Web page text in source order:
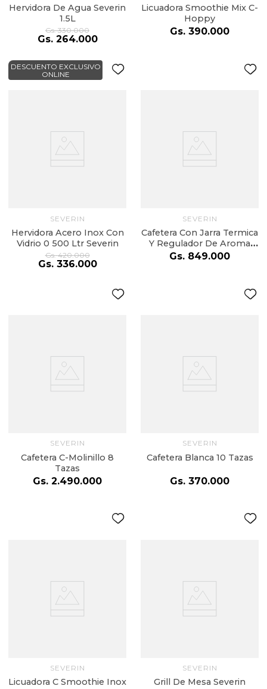
Hervidora De Agua Severin
1.5L
Gs. 330.000
Gs. 264.000
Licuadora Smoothie Mix C-
Hoppy
Gs. 390.000
DESCUENTO EXCLUSIVO
ONLINE
SEVERIN
Hervidora Acero Inox Con
Vidrio 0 500 Ltr Severin
Gs. 420.000
Gs. 336.000
SEVERIN
Cafetera Con Jarra Termica
Y Regulador De Aroma
Severin
Gs. 849.000
SEVERIN
Cafetera C-Molinillo 8
Tazas
Gs. 2.490.000
SEVERIN
Cafetera Blanca 10 Tazas
Gs. 370.000
SEVERIN
Licuadora C Smoothie Inox
SEVERIN
Grill De Mesa Severin